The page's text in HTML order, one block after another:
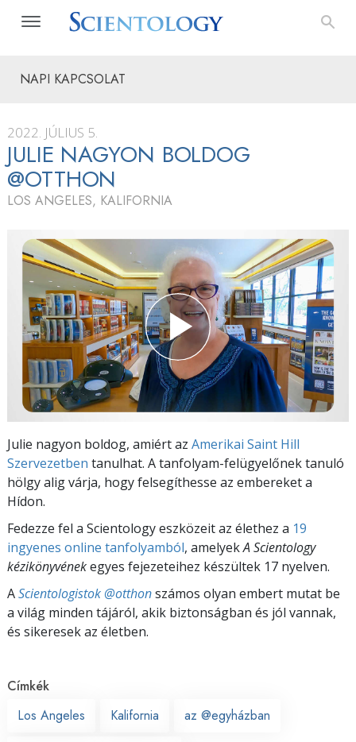
NAPI KAPCSOLAT
2022. JÚLIUS 5.
JULIE NAGYON BOLDOG
@OTTHON
LOS ANGELES, KALIFORNIA
Julie nagyon boldog, amiért az Amerikai Saint Hill
Szervezetben tanulhat. A tanfolyam-felügyelőnek tanuló
hölgy alig várja, hogy felsegíthesse az embereket a
Hídon.
Fedezze fel a Scientology eszközeit az élethez a 19
ingyenes online tanfolyamból, amelyekA Scientology
kézikönyvénekegyes fejezeteihez készültek 17 nyelven.
AScientologistok @otthonszámos olyan embert mutat be
a világ minden tájáról, akik biztonságban és jól vannak,
és sikeresek az életben.
Címkék
Los Angeles
Kalifornia az @egyházban